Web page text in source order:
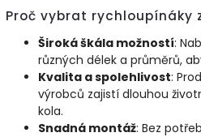
Proč vybrat rychloupínáky
Široká škála možností:
různých délek a průměrů,
Kvalita a spolehlivost:
výrobců zajistí dlouhou
kola.
Snadná montáž: Bez